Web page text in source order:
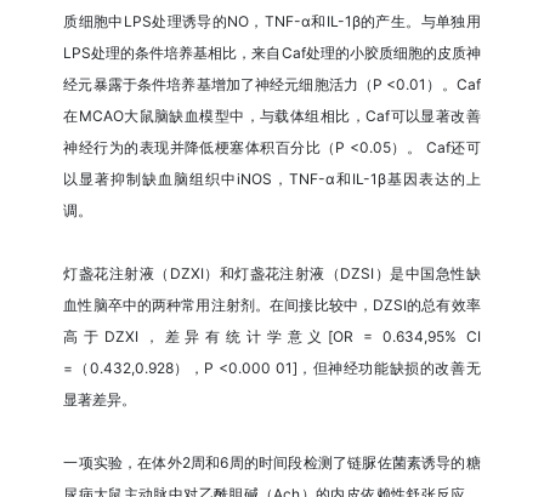
质细胞中LPS处理诱导的NO，TNF-α和IL-1β的产生。与单独用
LPS处理的条件培养基相比，来自Caf处理的小胶质细胞的皮质神
经元暴露于条件培养基增加了神经元细胞活力（P <0.01）。Caf
在MCAO大鼠脑缺血模型中，与载体组相比，Caf可以显著改善
神经行为的表现并降低梗塞体积百分比（P <0.05）。 Caf还可
以显著抑制缺血脑组织中iNOS，TNF-α和IL-1β基因表达的上
调。
灯盏花注射液（DZXI）和灯盏花注射液（DZSI）是中国急性缺
血性脑卒中的两种常用注射剂。在间接比较中，DZSI的总有效率
高于DZXI，差异有统计学意义[OR = 0.634,95% CI
=（0.432,0.928），P <0.000 01]，但神经功能缺损的改善无
显著差异。
一项实验，在体外2周和6周的时间段检测了链脲佐菌素诱导的糖